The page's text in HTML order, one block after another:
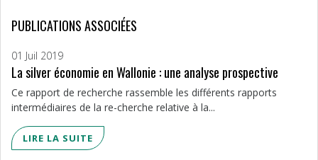
PUBLICATIONS ASSOCIÉES
01 Juil 2019
La silver économie en Wallonie : une analyse prospective
Ce rapport de recherche rassemble les différents rapports
intermédiaires de la re-cherche relative à la...
LIRE LA SUITE